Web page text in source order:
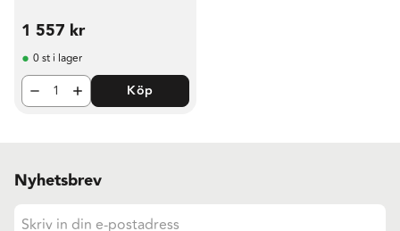
1 557 kr
0 st i lager
Köp
Nyhetsbrev